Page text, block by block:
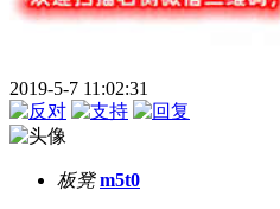
2019-5-7 11:02:31
板凳 m5t0